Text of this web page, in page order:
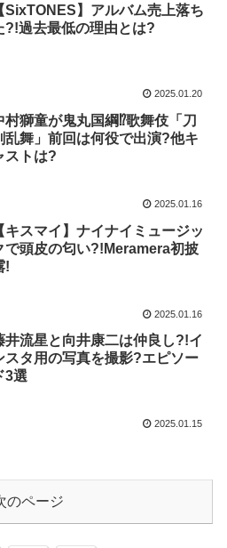
SixTONES】アルバム売上落ち
?!過去最低の理由とは?
2025.01.20
村獅童が鬼丸国綱⁉歌舞伎「刀
乱舞」前回は何役で出演?他キ
ストは?
2025.01.16
キスマイ】ナイナイミュージッ
で頭皮の匂い?!Meramera初披
!
2025.01.16
井流星と向井康二は仲良し?!イ
スタ用の写真を撮影?エピソー
3選
2025.01.15
のページ